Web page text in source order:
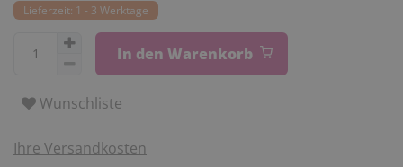
Lieferzeit: 1 - 3 Werktage
In den Warenkorb
Wunschliste
Ihre Versandkosten